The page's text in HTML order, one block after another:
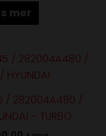
mer
/ 282004A480 /
– TURBO